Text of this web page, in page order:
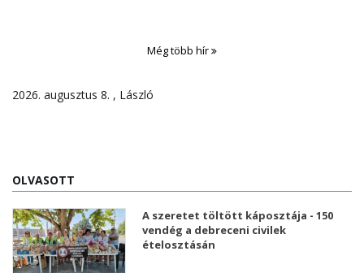
Még több hír
2026. augusztus 8. , László
OLVASOTT
A szeretet töltött káposztája - 150
vendég a debreceni civilek
ételosztásán